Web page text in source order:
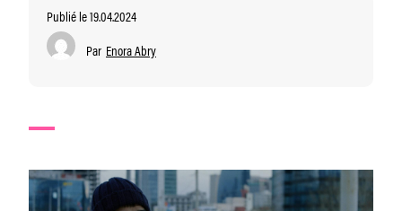
Publié le 19.04.2024
Par Enora Abry